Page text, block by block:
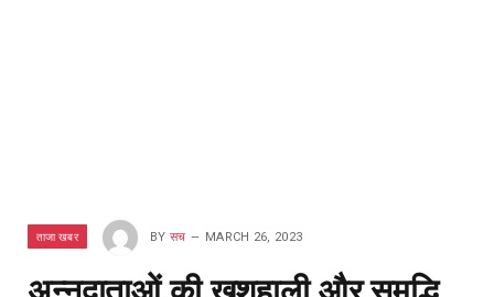
ताजा खबर BY सच MARCH 26, 2023